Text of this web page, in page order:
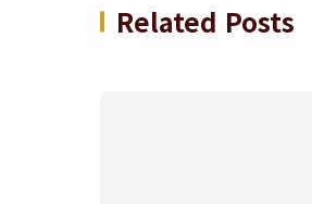
Related Posts